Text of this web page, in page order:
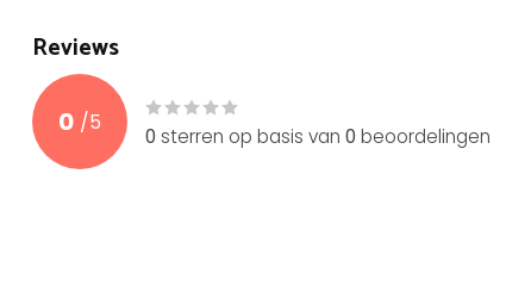
Reviews
0 /5
0 sterren op basis van 0 beoordelingen